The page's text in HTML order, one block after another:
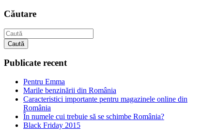
Căutare
Caută
Publicate recent
Pentru Emma
Marile benzinării din România
Caracteristici importante pentru magazinele online din
România
În numele cui trebuie să se schimbe România?
Black Friday 2015